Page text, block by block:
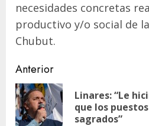
necesidades concretas
productivo y/o social de
Chubut.
Navegación
de
entradas
Anterior
Linares: “Le
que los
sagrados”